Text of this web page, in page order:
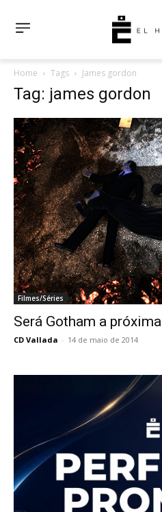
Home Tags James gordon
Tag: james gordon
Filmes/Séries
Será Gotham a
CD Vallada - 14 de maio de 2014